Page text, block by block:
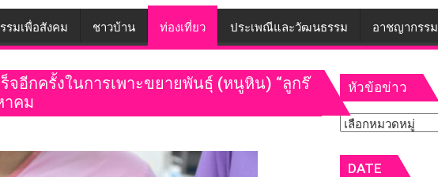
รมเพื่อสังคม ชาวบ้าน ท่องเที่ยว ประเพณีและวัฒนธรรม อาชญากรรม
อีกครั้งในการเพาะขยายพันธุ์ (หนูหิน) “ลูกร๊
าคม
หัวข้อข่าว
หัวข้อ
DATE